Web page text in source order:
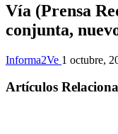
Vía (Prensa
conjunta,
Informa2Ve 1 octubre,
Artículos